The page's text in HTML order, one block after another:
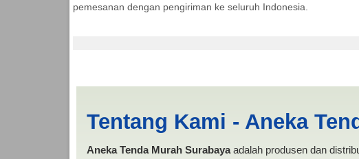
pemesanan dengan pengiriman ke seluruh Indonesia.
Tentang Kami - Aneka
Aneka Tenda Murah Surabayaadalah produsen dan